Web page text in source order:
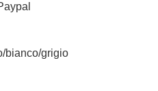
bianco/grigio